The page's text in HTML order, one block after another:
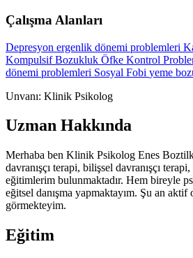
Çalışma Alanları
Depresyon ergenlik dönemi problemleri
Kompulsif Bozukluk Öfke Kontrol
dönemi problemleri Sosyal Fobi yeme
Unvanı: Klinik Psikolog
Uzman Hakkında
Merhaba ben Klinik Psikolog Enes
davranışçı terapi, bilişsel davranışçı
eğitimlerim bulunmaktadır. Hem bireyle
eğitsel danışma yapmaktayım. Şu an aktif
görmekteyim.
Eğitim